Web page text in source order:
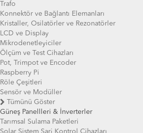
Trafo
Konnektör ve Bağlantı Elemanları
Kristaller, Osilatörler ve Rezonatörler
LCD ve Display
Mikrodenetleyiciler
Ölçüm ve Test Cihazları
Pot, Trimpot ve Encoder
Raspberry Pi
Röle Çeşitleri
Sensör ve Modüller
Tümünü Göster
Güneş Panellleri & İnverterler
Tarımsal Sulama Paketleri
Solar Sistem Şarj Kontrol Cihazları